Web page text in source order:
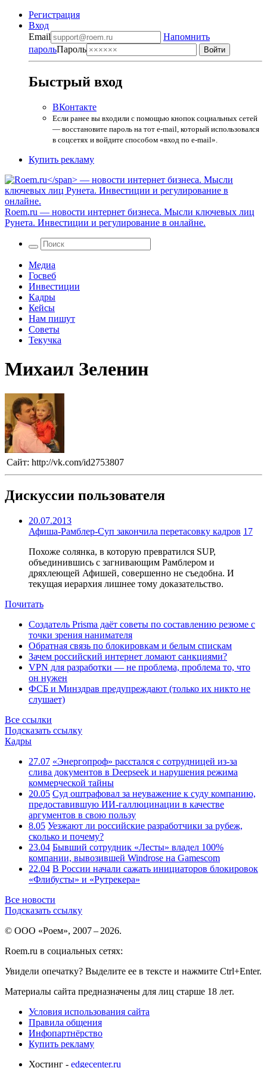
Регистрация
Вход
Email
Напомнить
парольПароль
Быстрый вход
ВКонтакте
Если ранее вы входили с помощью кнопок социальных сетей
— восстановите пароль на тот e-mail, который использовался
в соцсетях и войдите способом «вход по e-mail».
Купить рекламу
Roem.ru — новости интернет бизнеса. Мысли ключевых лиц
Рунета. Инвестиции и регулирование в онлайне.
Медиа
Госвеб
Инвестиции
Кадры
Кейсы
Нам пишут
Советы
Текучка
Михаил Зеленин
Сайт: http://vk.com/id2753807
Дискуссии пользователя
20.07.2013
Афиша-Рамблер-Суп закончила перетасовку кадров 17
Похоже солянка, в которую превратился SUP,
объединившись с загнивающим Рамблером и
дряхлеющей Афишей, совершенно не съедобна. И
текущая иерархия лишнее тому доказательство.
Почитать
Создатель Prisma даёт советы по составлению резюме с
точки зрения нанимателя
Обратная связь по блокировкам и белым спискам
Зачем российский интернет ломают санкциями?
VPN для разработки — не проблема, проблема то, что
он нужен
ФСБ и Минздрав предупреждают (только их никто не
слушает)
Все ссылки
Подсказать ссылку
Кадры
27.07 «Энергопроф» расстался с сотрудницей из-за
слива документов в Deepseek и нарушения режима
коммерческой тайны
20.05 Суд оштрафовал за неуважение к суду компанию,
предоставившую ИИ-галлюцинации в качестве
аргументов в свою пользу
8.05 Уезжают ли российские разработчики за рубеж,
сколько и почему?
23.04 Бывший сотрудник «Лесты» владел 100%
компании, вывозившей Windrose на Gamescom
22.04 В России начали сажать инициаторов блокировок
«Флибусты» и «Рутрекера»
Все новости
Подсказать ссылку
© ООО «Роем», 2007 – 2026.
Roem.ru в социальных сетях:
Увидели опечатку? Выделите ее в тексте и нажмите Ctrl+Enter.
Материалы сайта предназначены для лиц старше 18 лет.
Условия использования сайта
Правила общения
Инфопартнёрство
Купить рекламу
Хостинг - edgecenter.ru